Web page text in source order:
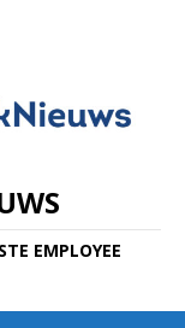
EMPLOYEE